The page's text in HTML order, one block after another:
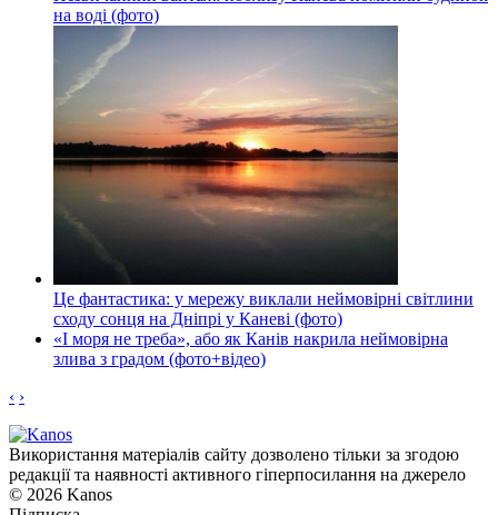
на воді (фото)
Це фантастика: у мережу виклали неймовірні світлини
сходу сонця на Дніпрі у Каневі (фото)
«І моря не треба», або як Канів накрила неймовірна
злива з градом (фото+відео)
‹ ›
Використання матеріалів сайту дозволено тільки за згодою
редакції та наявності активного гіперпосилання на джерело
© 2026 Kanos